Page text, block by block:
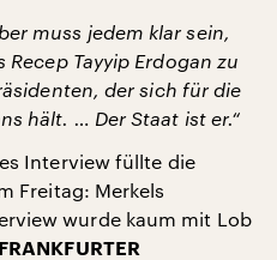
muss jedem klar sein,
Recep Tayyip Erdogan zu
der sich für die
hält. … Der Staat ist er.“
Interview füllte die
Freitag: Merkels
wurde kaum mit Lob
FRANKFURTER